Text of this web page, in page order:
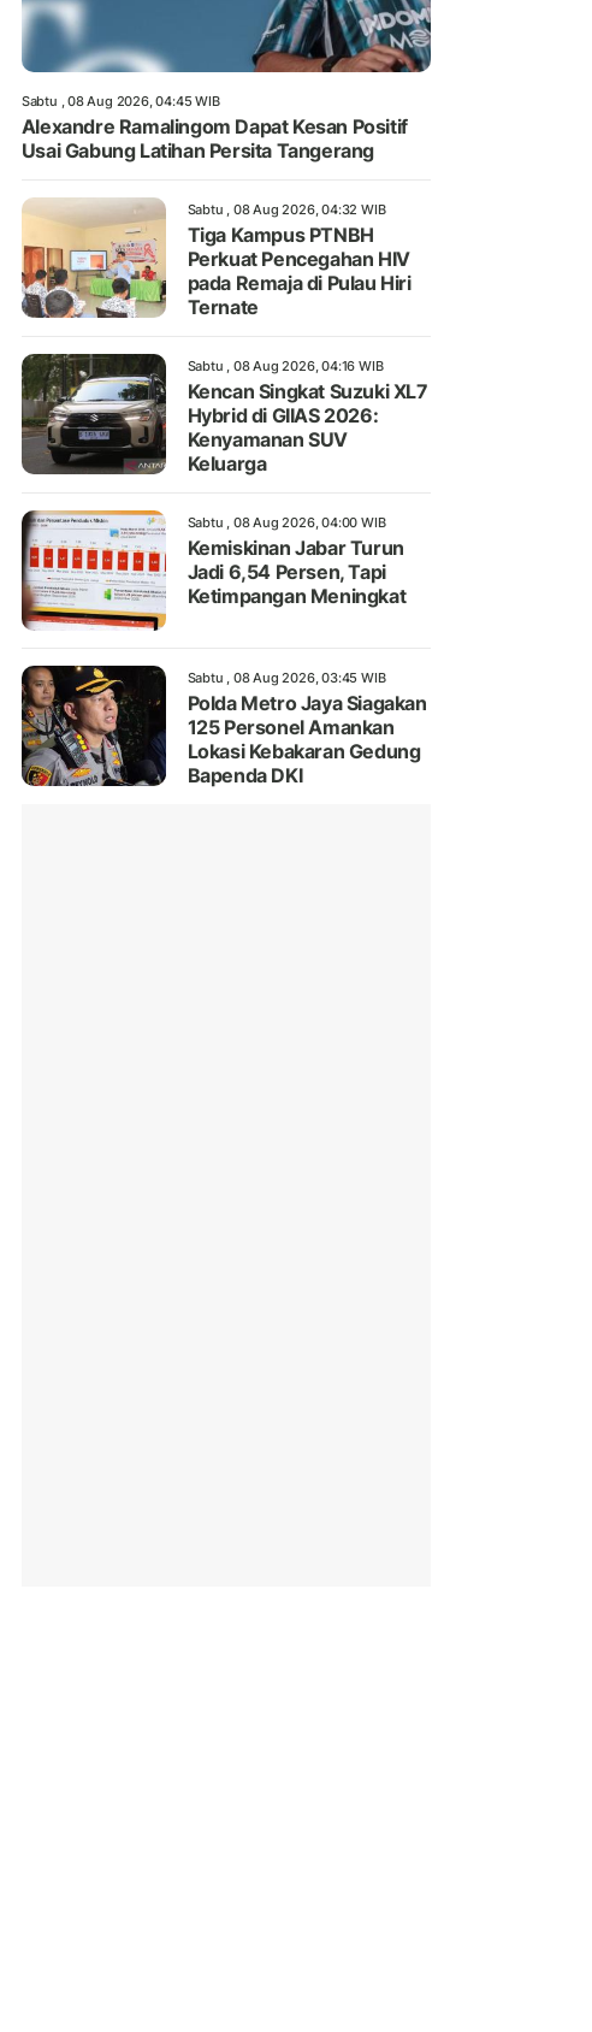
Sabtu , 08 Aug 2026, 04:45 WIB
Alexandre Ramalingom Dapat Kesan Positif
Usai Gabung Latihan Persita Tangerang
Sabtu , 08 Aug 2026, 04:32 WIB
Tiga Kampus PTNBH
Perkuat Pencegahan HIV
pada Remaja di Pulau Hiri
Ternate
Sabtu , 08 Aug 2026, 04:16 WIB
Kencan Singkat Suzuki XL7
Hybrid di GIIAS 2026:
Kenyamanan SUV
Keluarga
Sabtu , 08 Aug 2026, 04:00 WIB
Kemiskinan Jabar Turun
Jadi 6,54 Persen, Tapi
Ketimpangan Meningkat
Sabtu , 08 Aug 2026, 03:45 WIB
Polda Metro Jaya Siagakan
125 Personel Amankan
Lokasi Kebakaran Gedung
Bapenda DKI